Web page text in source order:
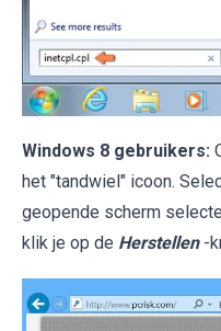
Windows 8 gebruikers:
het "tandwiel" icoon.
geopende scherm
klik je op de Herstellen -